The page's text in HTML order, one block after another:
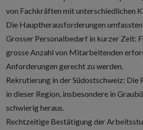
von Fachkräften mit unterschiedlichen
Die Hauptherausforderungen
Grosser Personalbedarf in kurzer Zeit:
grosse Anzahl von Mitarbeitenden
Anforderungen gerecht zu werden.
Rekrutierung in der Südostschweiz: Die
in dieser Region, insbesondere in
schwierig heraus.
Rechtzeitige Bestätigung der